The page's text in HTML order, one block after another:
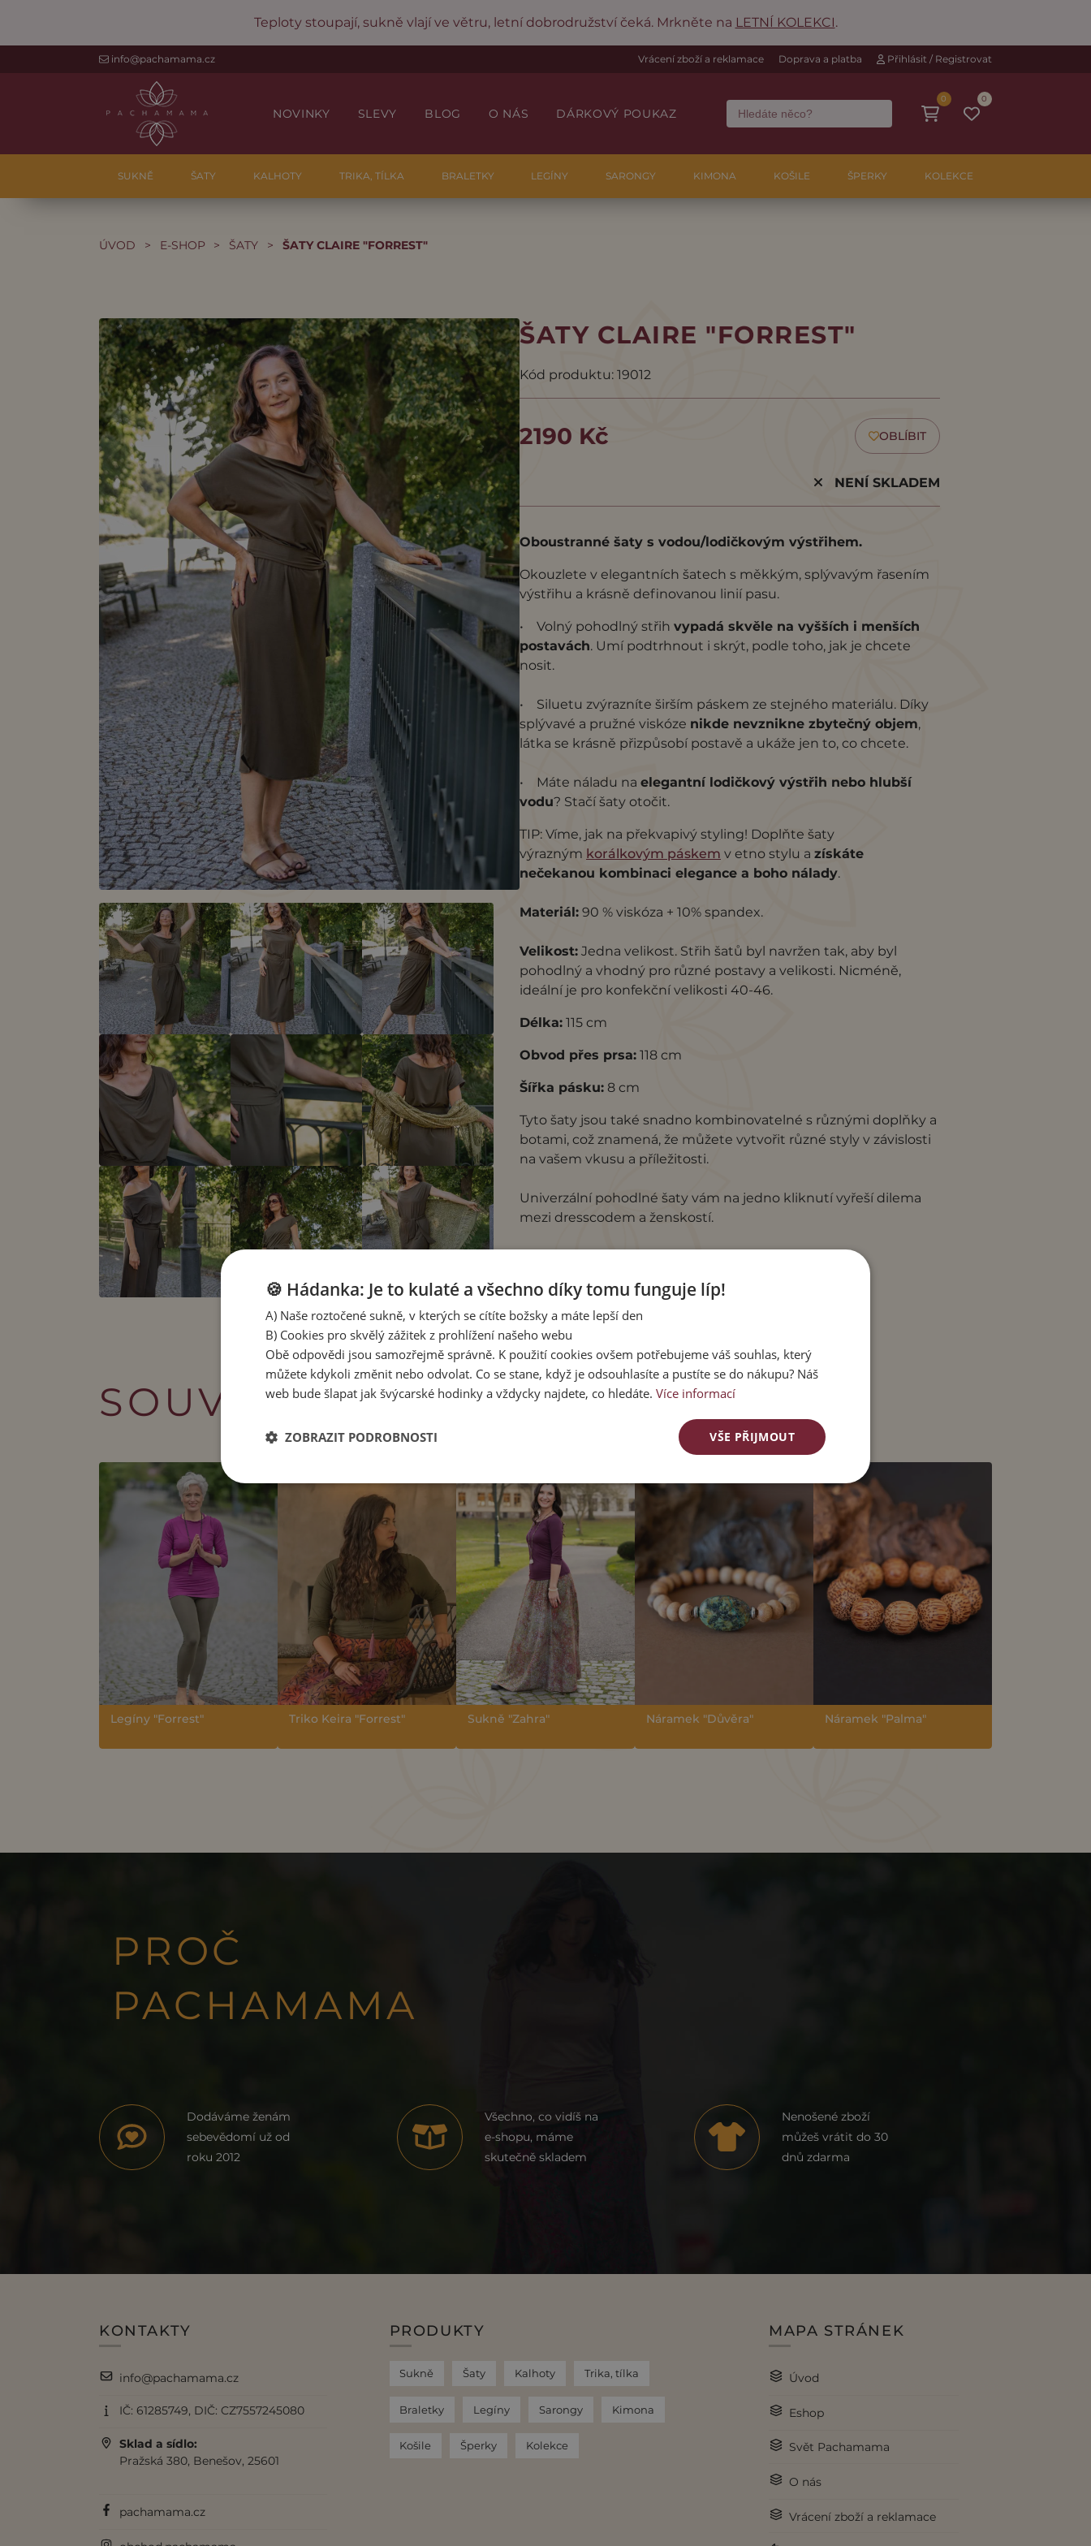
Teploty stoupají, sukně vlají ve větru, letní dobrodružství čeká. Mrkněte na LETNÍ KOLEKCI.
info@pachamama.cz Přihlásit / Registrovat
Vrácení zboží a reklamace Doprava a platba
NOVINKY SLEVY BLOG O NÁS DÁRKOVÝ POUKAZ
0
0
SUKNĚ ŠATY KALHOTY TRIKA, TÍLKA BRALETKY LEGÍNY SARONGY KIMONA KOŠILE ŠPERKY KOLEKCE
ÚVOD > E-SHOP > ŠATY > ŠATY CLAIRE "FORREST"
ŠATY CLAIRE "FORREST"
Kód produktu: 19012
2190 Kč OBLÍBIT
NENÍ SKLADEM
Oboustranné šaty s vodou/lodičkovým výstřihem.
Okouzlete v elegantních šatech s měkkým, splývavým řasením
výstřihu a krásně definovanou linií pasu.
• Volný pohodlný střih vypadá skvěle na vyšších i menších
postavách. Umí podtrhnout i skrýt, podle toho, jak je chcete
nosit.
• Siluetu zvýrazníte širším páskem ze stejného materiálu. Díky
splývavé a pružné viskóze nikde nevznikne zbytečný objem,
látka se krásně přizpůsobí postavě a ukáže jen to, co chcete.
• Máte náladu na elegantní lodičkový výstřih nebo hlubší
vodu? Stačí šaty otočit.
TIP: Víme, jak na překvapivý styling! Doplňte šaty
výrazným korálkovým páskem v etno stylu a získáte
nečekanou kombinaci elegance a boho nálady.
Materiál: 90 % viskóza + 10% spandex.
Velikost: Jedna velikost. Střih šatů byl navržen tak, aby byl
pohodlný a vhodný pro různé postavy a velikosti. Nicméně,
ideální je pro konfekční velikosti 40-46.
Délka: 115 cm
Obvod přes prsa: 118 cm
Šířka pásku: 8 cm
Tyto šaty jsou také snadno kombinovatelné s různými doplňky a
botami, což znamená, že můžete vytvořit různé styly v závislosti
na vašem vkusu a příležitosti.
Univerzální pohodlné šaty vám na jedno kliknutí vyřeší dilema
mezi dresscodem a ženskostí.
SOUVISEJÍCÍ PRODUKTY
Legíny "Forrest" Triko Keira "Forrest" Sukně "Zahra" Náramek "Důvěra" Náramek "Palma"
PROČ
PACHAMAMA
Dodáváme ženám
sebevědomí už od
roku 2012
Všechno, co vidíš na
e-shopu, máme
skutečně skladem
Nenošené zboží
můžeš vrátit do 30
dnů zdarma
KONTAKTY
info@pachamama.cz
IČ: 61285749, DIČ: CZ7557245080
Sklad a sídlo:
Pražská 380, Benešov, 25601
pachamama.cz
PRODUKTY
Sukně Šaty Kalhoty Trika, tílka
Braletky Legíny Sarongy Kimona
Košile Šperky Kolekce
MAPA STRÁNEK
Úvod
Eshop
Svět Pachamama
O nás
Vrácení zboží a reklamace
🍪 Hádanka: Je to kulaté a všechno díky tomu funguje líp!
A) Naše roztočené sukně, v kterých se cítíte božsky a máte lepší den
B) Cookies pro skvělý zážitek z prohlížení našeho webu
Obě odpovědi jsou samozřejmě správně. K použití cookies ovšem potřebujeme váš souhlas, který
můžete kdykoli změnit nebo odvolat. Co se stane, když je odsouhlasíte a pustíte se do nákupu? Náš
web bude šlapat jak švýcarské hodinky a vždycky najdete, co hledáte. Více informací
VŠE PŘIJMOUT
ZOBRAZIT PODROBNOSTI